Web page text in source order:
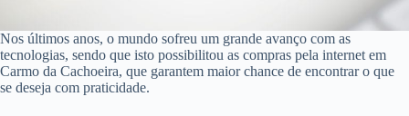
Nos últimos anos, o mundo sofreu um grande avanço com as
tecnologias, sendo que isto possibilitou as compras pela internet em
Carmo da Cachoeira, que garantem maior chance de encontrar o que
se deseja com praticidade.